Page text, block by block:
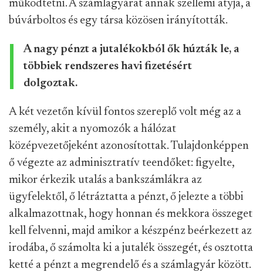
működtetni. A számlagyárat annak szellemi atyja, a
búvárboltos és egy társa közösen irányították.
A nagy pénzt a jutalékokból ők húzták le, a
többiek rendszeres havi fizetésért
dolgoztak.
A két vezetőn kívül fontos szereplő volt még az a
személy, akit a nyomozók a hálózat
középvezetőjeként azonosítottak. Tulajdonképpen
ő végezte az adminisztratív teendőket: figyelte,
mikor érkezik utalás a bankszámlákra az
ügyfelektől, ő létráztatta a pénzt, ő jelezte a többi
alkalmazottnak, hogy honnan és mekkora összeget
kell felvenni, majd amikor a készpénz beérkezett az
irodába, ő számolta ki a jutalék összegét, és osztotta
ketté a pénzt a megrendelő és a számlagyár között.